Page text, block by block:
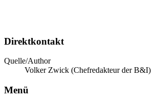
Direktkontakt
Quelle/Author
Volker Zwick (Chefredakteur der B&I)
Menü